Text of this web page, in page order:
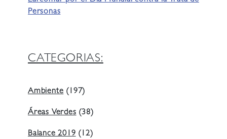
Personas
CATEGORIAS:
Ambiente(197)
Áreas Verdes(38)
Balance 2019(12)